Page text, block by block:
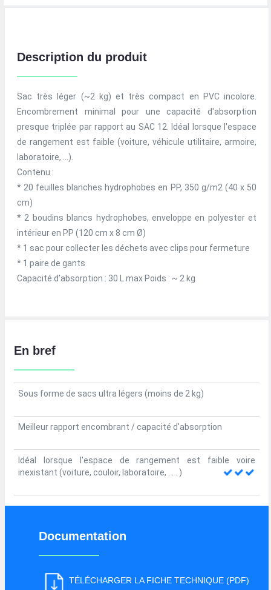
Description du produit
Sac très léger (~2 kg) et très compact en PVC incolore.
Encombrement minimal pour une capacité d'absorption
presque triplée par rapport au SAC 12. Idéal lorsque l'espace
de rangement est faible (voiture, véhicule utilitaire, armoire,
laboratoire, ...).
Contenu :
* 20 feuilles blanches hydrophobes en PP, 350 g/m2 (40 x 50
cm)
* 2 boudins blancs hydrophobes, enveloppe en polyester et
intérieur en PP (120 cm x 8 cm Ø)
* 1 sac pour collecter les déchets avec clips pour fermeture
* 1 paire de gants
Capacité d’absorption : 30 L max Poids : ~ 2 kg
En bref
Sous forme de sacs ultra légers (moins de 2 kg)
Meilleur rapport encombrant / capacité d'absorption
Idéal lorsque l'espace de rangement est faible voire
inexistant (voiture, couloir, laboratoire, .
)
Documentation
TÉLÉCHARGER LA FICHE TECHNIQUE (PDF)